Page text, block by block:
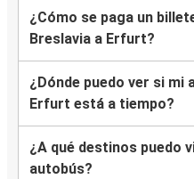
¿Cómo se paga un
Breslavia a Erfurt?
¿Dónde puedo ver si mi
Erfurt está a tiempo?
¿A qué destinos puedo
autobús?